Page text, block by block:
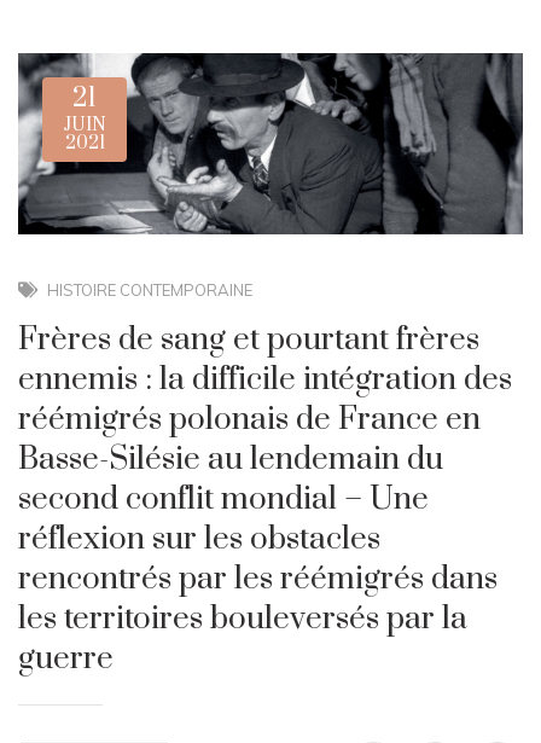
21
JUIN
2021
HISTOIRE CONTEMPORAINE
Frères de sang et pourtant frères
ennemis : la difficile intégration des
réémigrés polonais de France en
Basse-Silésie au lendemain du
second conflit mondial – Une
réflexion sur les obstacles
rencontrés par les réémigrés dans
les territoires bouleversés par la
guerre